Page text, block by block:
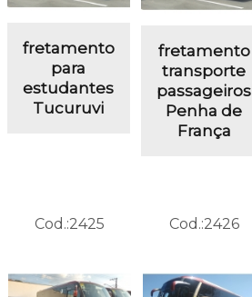
fretamento
para
estudantes
Tucuruvi
fretamento
transporte
passageiros
Penha de
França
Cod.:2425 Cod.:2426